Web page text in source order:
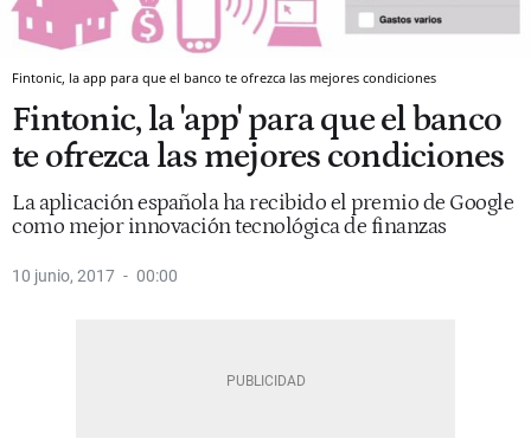
Fintonic, la app para que el banco te ofrezca las mejores condiciones
Fintonic, la 'app' para que el banco
te ofrezca las mejores condiciones
La aplicación española ha recibido el premio de Google
como mejor innovación tecnológica de finanzas
10 junio, 2017 00:00